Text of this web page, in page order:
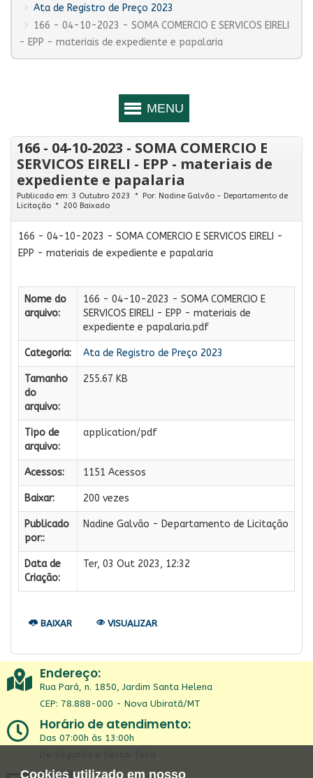
Cookies utilizado em nosso
Ata de Registro de Preço 2023
166 - 04-10-2023 - SOMA COMERCIO E SERVICOS EIRELI
- EPP - materiais de expediente e papalaria
166 - 04-10-2023 - SOMA COMERCIO E
SERVICOS EIRELI - EPP - materiais de
expediente e papalaria
Publicado em: 3 Outubro 2023 Por: Nadine Galvão - Departamento de
Licitação
200 Baixado
166 - 04-10-2023 - SOMA COMERCIO E SERVICOS EIRELI -
EPP - materiais de expediente e papalaria
Nome do
arquivo:
166 - 04-10-2023 - SOMA COMERCIO E
SERVICOS EIRELI - EPP - materiais de
expediente e papalaria.pdf
Categoria: Ata de Registro de Preço 2023
Tamanho
do
arquivo:
255.67 KB
Tipo de
arquivo:
application/pdf
Acessos: 1151 Acessos
Baixar: 200 vezes
Publicado
por::
Nadine Galvão - Departamento de Licitação
Data de
Criação:
Ter, 03 Out 2023, 12:32
BAIXAR VISUALIZAR
Endereço:
Rua Pará, n. 1850, Jardim Santa Helena
CEP: 78.888-000 - Nova Ubiratã/MT
Horário de atendimento:
Das 07:00h às 13:00h
De Segunda a Sexta-feira